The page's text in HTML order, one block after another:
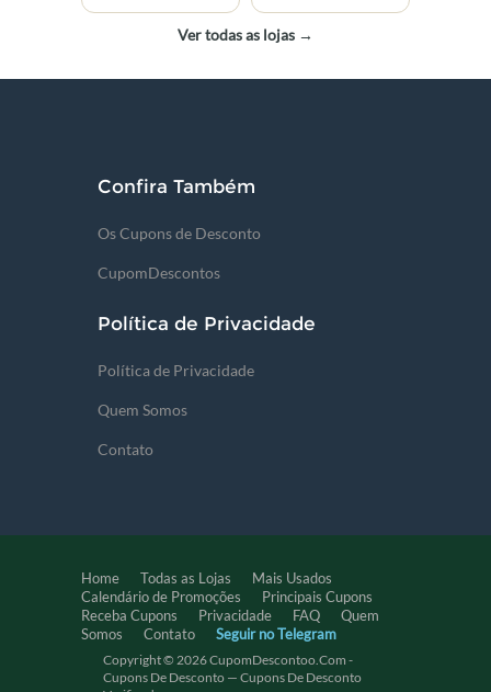
Ver todas as lojas →
Confira Também
Os Cupons de Desconto
CupomDescontos
Política de Privacidade
Política de Privacidade
Quem Somos
Contato
Home Todas as Lojas
Mais Usados
Calendário de Promoções
Principais Cupons
Receba Cupons
Privacidade FAQ
Quem
Somos
Contato Seguir no Telegram
Copyright © 2026 CupomDescontoo.com -
Cupons De Desconto — Cupons De Desconto